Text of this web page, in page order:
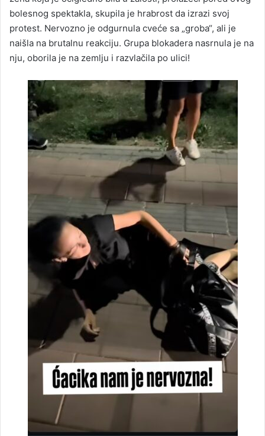
bolesnog spektakla, skupila je hrabrost da izrazi svoj
protest. Nervozno je odgurnula cveće sa „groba“, ali je
naišla na brutalnu reakciju. Grupa blokadera nasrnula je na
nju, oborila je na zemlju i razvlačila po ulici!